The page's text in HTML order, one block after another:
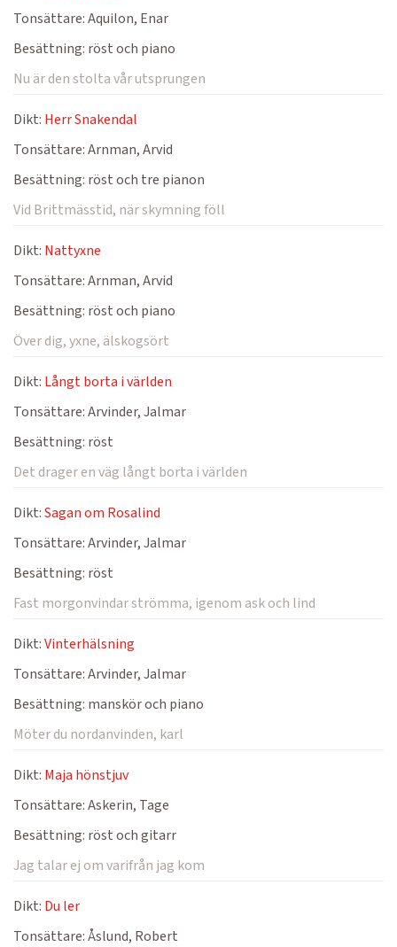
Tonsättare:Aquilon, Enar
Besättning: röst och piano
Nu är den stolta vår utsprungen
Dikt: Herr Snakendal
Tonsättare:Arnman, Arvid
Besättning: röst och tre pianon
Vid Brittmässtid, när skymning föll
Dikt: Nattyxne
Tonsättare:Arnman, Arvid
Besättning: röst och piano
Över dig, yxne, älskogsört
Dikt: Långt borta i världen
Tonsättare:Arvinder, Jalmar
Besättning: röst
Det drager en väg långt borta i världen
Dikt:Sagan om Rosalind
Tonsättare:Arvinder, Jalmar
Besättning: röst
Fast morgonvindar strömma, igenom ask och lind
Dikt:Vinterhälsning
Tonsättare:Arvinder, Jalmar
Besättning: manskör och piano
Möter du nordanvinden, karl
Dikt: Maja hönstjuv
Tonsättare:Askerin, Tage
Besättning: röst och gitarr
Jag talar ej om varifrån jag kom
Dikt: Du ler
Tonsättare:Åslund, Robert